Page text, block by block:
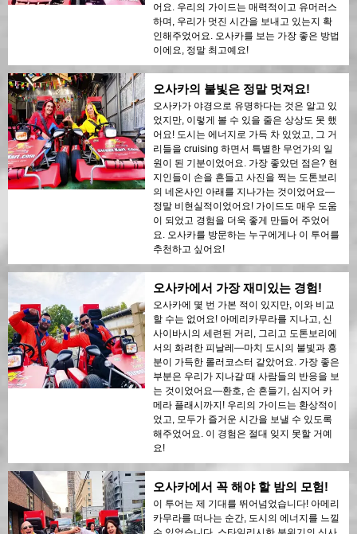
어요. 우리의 가이드는 매력적이고 유머러스
하며, 우리가 멋진 시간을 보내고 있는지 확
인해주었어요. 오사카를 보는 가장 좋은 방법
이에요, 정말 최고예요!
오사카의 불빛은 정말 멋져요!
오사카가 야경으로 유명하다는 것은 알고 있
었지만, 이렇게 볼 수 있을 줄은 상상도 못 했
어요! 도시는 에너지로 가득 차 있었고, 그 거
리들을 cruising 하면서 특별한 무언가의 일
원이 된 기분이었어요. 가장 좋았던 점은? 현
지인들이 손을 흔들고 사진을 찍는 도톤보리
의 네온사인 아래를 지나가는 것이었어요—
정말 비현실적이었어요! 가이드도 매우 도움
이 되었고 경험을 더욱 좋게 만들어 주었어
요. 오사카를 방문하는 누구에게나 이 투어를
추천하고 싶어요!
오사카에서 가장 재미있는 경험!
오사카에 몇 번 가본 적이 있지만, 이와 비교
할 수는 없어요! 아메리카무라를 지나고, 신
사이바시의 세련된 거리, 그리고 도톤보리에
서의 화려한 피날레—마치 도시의 불빛과 흥
분이 가득한 롤러코스터 같았어요. 가장 좋은
부분은 우리가 지나갈 때 사람들의 반응을 보
는 것이었어요—환호, 손 흔들기, 심지어 카
메라 플래시까지! 우리의 가이드는 환상적이
었고, 모두가 즐거운 시간을 보낼 수 있도록
해주었어요. 이 경험은 절대 잊지 못할 거예
요!
오사카에서 꼭 해야 할 밤의 모험!
이 투어는 제 기대를 뛰어넘었습니다! 아메리
카무라를 떠나는 순간, 도시의 에너지를 느낄